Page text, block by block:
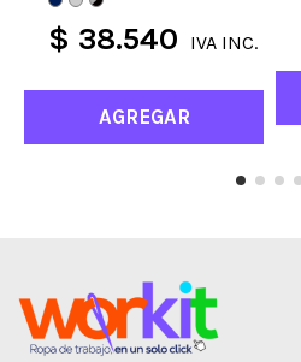
$ 38.540 IVA INC.
AGREGAR